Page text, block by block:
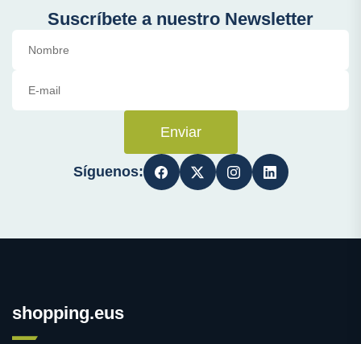
Suscríbete a nuestro Newsletter
Enviar
Síguenos:
shopping.eus